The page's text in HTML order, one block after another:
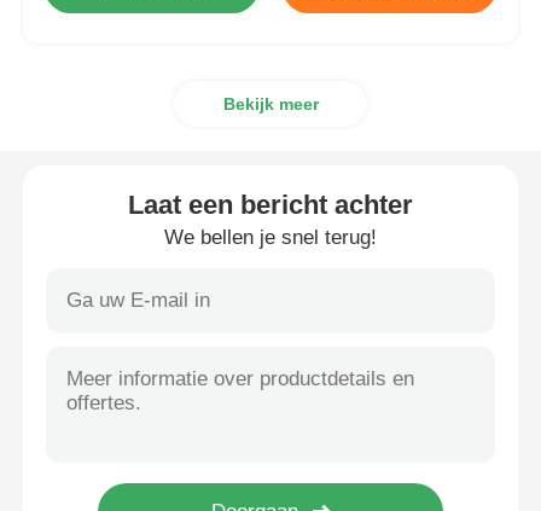
Bekijk meer
Laat een bericht achter
We bellen je snel terug!